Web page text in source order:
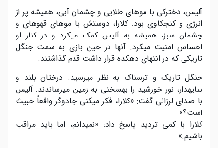
آلیس، دخترکی با موهای طلایی و چشمان آبی، همیشه پر از
انرژی و کنجکاوی بود. کلارا، دوستش با موهای قهوهای و
چشمان سبز، همیشه به آلیس کمک میکرد و در کنار او
احساس امنیت میکرد. آنها در حین بازی به سمت جنگل
تاریکی که در انتهای دهکده قرار داشت قدم گذاشتند.
جنگل تاریک و ترسناک به نظر میرسید. درختان بلند و
سایهدار، نور خورشید را بهسختی به زمین میرساندند. آلیس
با صدای لرزانی گفت: «کلارا، فکر میکنی جادوگر واقعاً خبیث
است؟»
کلارا با کمی تردید پاسخ داد: «نمیدانم، اما باید مراقب
باشیم.»